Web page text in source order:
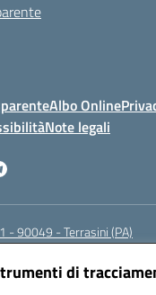
di
Albo Online
Note legali
- 90049 - Terrasini (PA)
(PEC):